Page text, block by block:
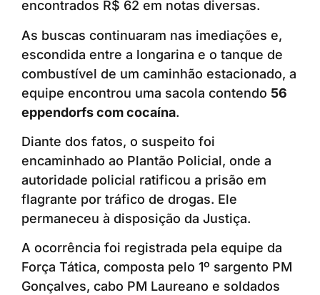
encontrados R$ 62 em notas diversas.
As buscas continuaram nas imediações e,
escondida entre a longarina e o tanque de
combustível de um caminhão estacionado, a
equipe encontrou uma sacola contendo 56
eppendorfs com cocaína.
Diante dos fatos, o suspeito foi
encaminhado ao Plantão Policial, onde a
autoridade policial ratificou a prisão em
flagrante por tráfico de drogas. Ele
permaneceu à disposição da Justiça.
A ocorrência foi registrada pela equipe da
Força Tática, composta pelo 1º sargento PM
Gonçalves, cabo PM Laureano e soldados